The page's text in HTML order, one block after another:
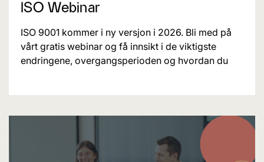
ISO Webinar
ISO 9001 kommer i ny versjon i 2026. Bli med på
vårt gratis webinar og få innsikt i de viktigste
endringene, overgangsperioden og hvordan du